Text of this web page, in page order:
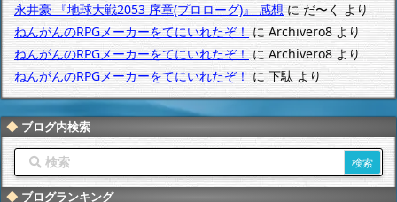
永井豪 『地球大戦2053 序章(プロローグ)』 感想にだ〜く より
ねんがんのRPGメーカーをてにいれたぞ！ に Archivero8 より
ねんがんのRPGメーカーをてにいれたぞ！ に Archivero8より
ねんがんのRPGメーカーをてにいれたぞ！ に下駄より
ブログ内検索
ブログランキング